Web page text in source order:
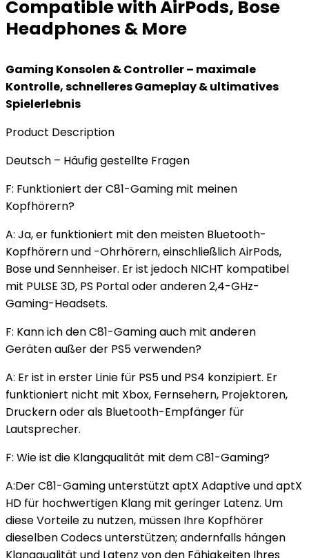
Compatible with AirPods, Bose
Headphones & More
Gaming Konsolen & Controller – maximale
Kontrolle, schnelleres Gameplay & ultimatives
Spielerlebnis
Product Description
Deutsch – Häufig gestellte Fragen
F: Funktioniert der C81-Gaming mit meinen
Kopfhörern?
A: Ja, er funktioniert mit den meisten Bluetooth-
Kopfhörern und -Ohrhörern, einschließlich AirPods,
Bose und Sennheiser. Er ist jedoch NICHT kompatibel
mit PULSE 3D, PS Portal oder anderen 2,4-GHz-
Gaming-Headsets.
F: Kann ich den C81-Gaming auch mit anderen
Geräten außer der PS5 verwenden?
A: Er ist in erster Linie für PS5 und PS4 konzipiert. Er
funktioniert nicht mit Xbox, Fernsehern, Projektoren,
Druckern oder als Bluetooth-Empfänger für
Lautsprecher.
F: Wie ist die Klangqualität mit dem C81-Gaming?
A:Der C81-Gaming unterstützt aptX Adaptive und aptX
HD für hochwertigen Klang mit geringer Latenz. Um
diese Vorteile zu nutzen, müssen Ihre Kopfhörer
dieselben Codecs unterstützen; andernfalls hängen